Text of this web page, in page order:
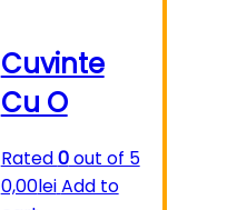
Cuvinte
Cu O
Rated0out of 5
0,00leiAdd to